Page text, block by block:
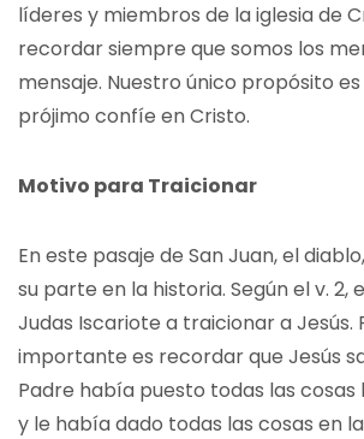
líderes y miembros de la iglesia de
recordar siempre que somos los
mensaje. Nuestro único propósito
prójimo confíe en Cristo.
Motivo para Traicionar
En este pasaje de San Juan, el
su parte en la historia. Según el v. 2,
Judas Iscariote a traicionar a Jesús.
importante es recordar que Jesús
Padre había puesto todas las cosas
y le había dado todas las cosas en